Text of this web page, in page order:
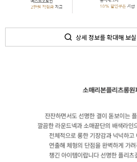
상세 정보를 확대해 보